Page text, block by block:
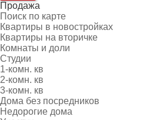
Продажа
Поиск по карте
Квартиры в новостройках
Квартиры на вторичке
Комнаты и доли
Студии
1-комн. кв
2-комн. кв
3-комн. кв
Дома без посредников
Недорогие дома